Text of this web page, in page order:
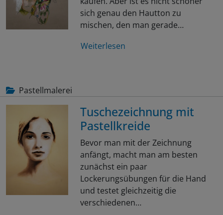
sich genau den Hautton zu
mischen, den man gerade…
Weiterlesen
Pastellmalerei
Tuschezeichnung mit
Pastellkreide
Bevor man mit der Zeichnung
anfängt, macht man am besten
zunächst ein paar
Lockerungsübungen für die Hand
und testet gleichzeitig die
verschiedenen…